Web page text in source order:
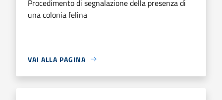
Procedimento di segnalazione della presenza di
una colonia felina
VAI ALLA PAGINA